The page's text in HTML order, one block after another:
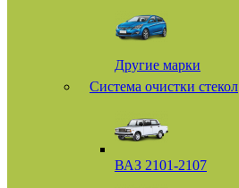
Другие марки
Система очистки стекол
ВАЗ 2101-2107